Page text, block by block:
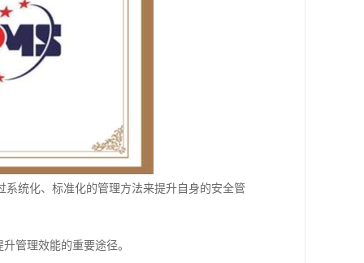
统化、标准化的管理方法来提升自身的安全管
管理效能的重要途径。